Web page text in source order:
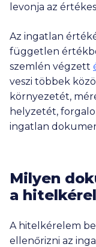
levonja az
Az ingatlan
független
szemlén végzett
veszi többek
környezetét,
helyzetét,
ingatlan
Milyen
a
A hitelkérelem
ellenőrizni az